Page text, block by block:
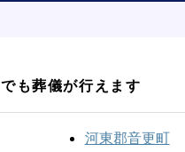
でも葬儀が行えます
河東郡音更町